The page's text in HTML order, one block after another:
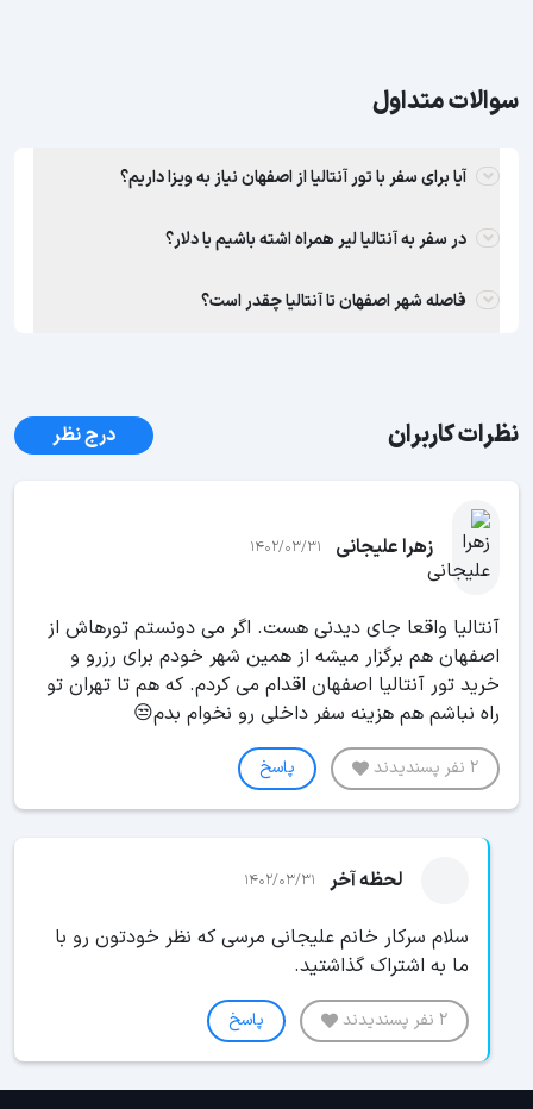
سوالات متداول
آیا برای سفر با تور آنتالیا از اصفهان نیاز به ویزا داریم؟
در سفر به آنتالیا لیر همراه اشته باشیم یا دلار؟
فاصله شهر اصفهان تا آنتالیا چقدر است؟
نظرات کاربران درج نظر
زهرا علیجانی 1402/03/31
آنتالیا واقعا جای دیدنی هست. اگر می دونستم تورهاش از
اصفهان هم برگزار میشه از همین شهر خودم برای رزرو و
خرید تور آنتالیا اصفهان اقدام می کردم. که هم تا تهران تو
راه نباشم هم هزینه سفر داخلی رو نخوام بدم😒
2 نفر پسندیدند پاسخ
لحظه آخر 1402/03/31
سلام سرکار خانم علیجانی مرسی که نظر خودتون رو با
ما به اشتراک گذاشتید.
2 نفر پسندیدند پاسخ